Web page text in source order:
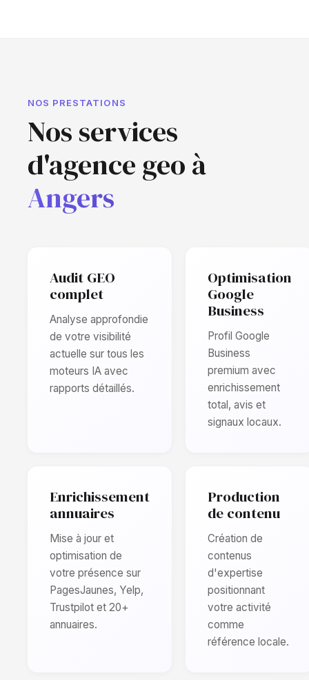
NOS PRESTATIONS
Nos services
d'agence geo à
Angers
Audit GEO
complet
Analyse approfondie
de votre visibilité
actuelle sur tous les
moteurs IA avec
rapports détaillés.
Optimisation
Google
Business
Profil Google
Business
premium avec
enrichissement
total, avis et
signaux locaux.
Enrichissement
annuaires
Mise à jour et
optimisation de
votre présence sur
PagesJaunes, Yelp,
Trustpilot et 20+
annuaires.
Production
de contenu
Création de
contenus
d'expertise
positionnant
votre activité
comme
référence locale.